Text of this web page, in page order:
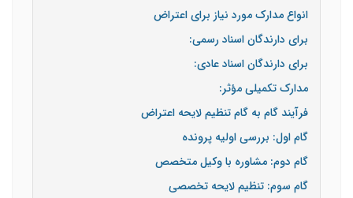
انواع مدارک مورد نیاز برای اعتراض
برای دارندگان اسناد رسمی:
برای دارندگان اسناد عادی:
مدارک تکمیلی مؤثر:
فرآیند گام به گام تنظیم لایحه اعتراض
گام اول: بررسی اولیه پرونده
گام دوم: مشاوره با وکیل متخصص
گام سوم: تنظیم لایحه تخصصی